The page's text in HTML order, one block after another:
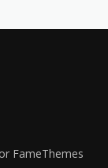
FameThemes